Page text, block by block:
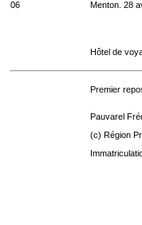
06 Menton. 28
Hôtel de
Premier
Pauvarel
(c) Région